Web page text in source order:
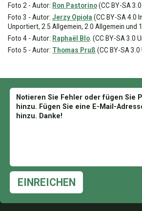
Foto 2 - Autor: Ron Pastorino(CC BY-SA
Foto 3 - Autor: Jerzy Opioła (CC BY-SA 4.0
Unportiert, 2.5 Allgemein, 2.0 Allgemein und
Foto 4 - Autor: Raphaël Blo . (CC BY-SA 3.0
Foto 5 - Autor: Thomas Pruß (CC BY-SA
EINREICHEN